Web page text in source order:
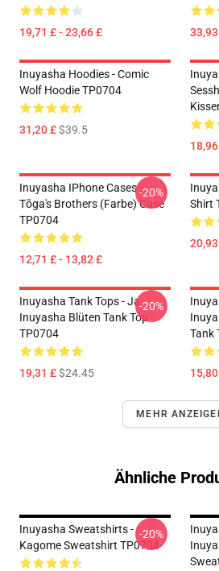
19,71 £ - 23,66 £
Inuyasha Hoodies - Comic
Wolf Hoodie TP0704
31,20 £$39.5
Inuyasha IPhone Cases -
Tōga's Brothers (Farbe) Case
TP0704
12,71 £ - 13,82 £
-20%
Shirt
Inuyasha Tank Tops - Ja.
Inuyasha Blüten Tank Top
TP0704
19,31 £$24.45
-20%
Tank
MEHR
Ähnliche
Inuyasha Sweatshirts -
Kagome Sweatshirt TP0704
-20%